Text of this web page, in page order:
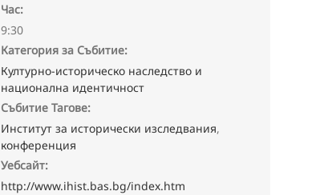
Час:
9:30
Категория за Събитие:
Културно-историческо наследство и
национална идентичност
Събитие Тагове:
Институт за исторически изследвания,
конференция
Уебсайт:
http://www.ihist.bas.bg/index.htm